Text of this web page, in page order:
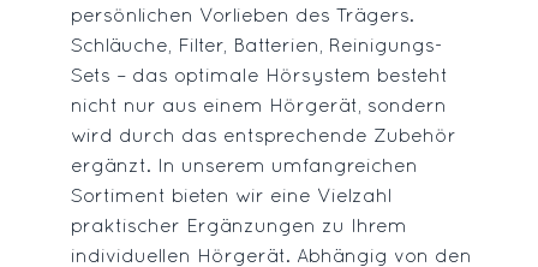
persönlichen Vorlieben des Trägers.
Schläuche, Filter, Batterien, Reinigungs-
Sets – das optimale Hörsystem besteht
nicht nur aus einem Hörgerät, sondern
wird durch das entsprechende Zubehör
ergänzt. In unserem umfangreichen
Sortiment bieten wir eine Vielzahl
praktischer Ergänzungen zu Ihrem
individuellen Hörgerät. Abhängig von den